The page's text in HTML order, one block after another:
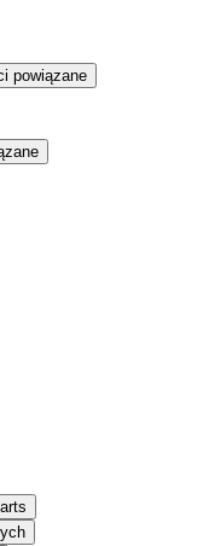
powiązane